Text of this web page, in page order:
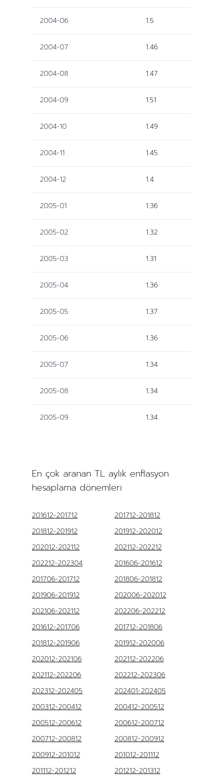
2004-06 1.5
2004-07 1.46
2004-08 1.47
2004-09 1.51
2004-10 1.49
2004-11 1.45
2004-12 1.4
2005-01 1.36
2005-02 1.32
2005-03 1.31
2005-04 1.36
2005-05 1.37
2005-06 1.36
2005-07 1.34
2005-08 1.34
2005-09 1.34
En çok aranan TL aylık enflasyon
hesaplama dönemleri
201612-201712
201712-201812
201812-201912
201912-202012
202012-202112
202112-202212
202212-202304
201606-201612
201706-201712
201806-201812
201906-201912
202006-202012
202106-202112
202206-202212
201612-201706
201712-201806
201812-201906
201912-202006
202012-202106
202112-202206
202112-202206
202212-202306
202312-202405
202401-202405
200312-200412
200412-200512
200512-200612
200612-200712
200712-200812
200812-200912
200912-201012
201012-201112
201112-201212
201212-201312